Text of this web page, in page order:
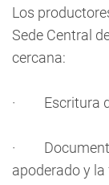
Los
Sede Central
cercana:
· Escritura
· Documento
apoderado y